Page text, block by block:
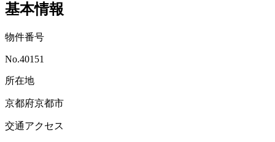
基本情報
物件番号
No.40151
所在地
京都府京都市
交通アクセス